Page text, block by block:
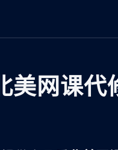
美网课代